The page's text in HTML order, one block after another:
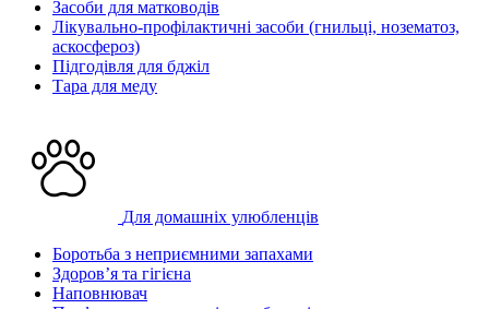
Засоби для матководів
Лікувально-профілактичні засоби (гнильці, нозематоз,
аскосфероз)
Підгодівля для бджіл
Тара для меду
Для домашніх улюбленців
Боротьба з неприємними запахами
Здоров’я та гігієна
Наповнювач